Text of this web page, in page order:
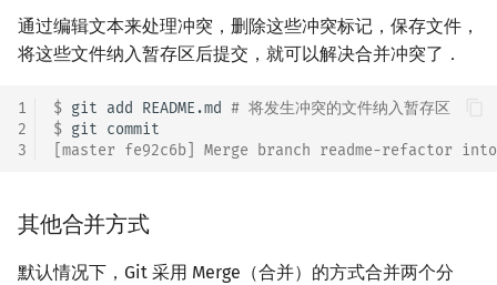
通过编辑文本来处理冲突，删除这些冲突标记，保存文件，
将这些文件纳入暂存区后提交，就可以解决合并冲突了．
1
2
3
$ git add README.md # 将发生冲突的文件纳入暂存区
$ git
[master fe92c6b] Merge branch readme-refactor
其他合并方式
默认情况下，Git 采用 Merge（合并）的方式合并两个分